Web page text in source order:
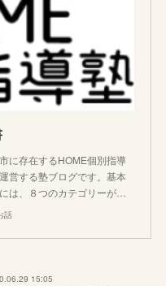
に存在するHOME個別指導
営する塾ブログです。基本
は、８つのカテゴリーが…
話
15:05